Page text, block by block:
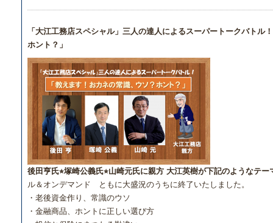
「大江工務店スペシャル」三人の達人によるスーパートークバトル
ホント？」
後田亨氏⭐︎塚崎公義氏⭐︎山崎元氏に親方 大江英樹が下記のようなテ
ル＆オンデマンド ともに大盛況のうちに終了いたしました。
・老後資金作り、常識のウソ
・金融商品、ホントに正しい選び方